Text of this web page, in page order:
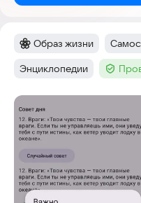
Категория:
Образ жизни Тег:
Тег:
Энциклопедии Тег :
Скриншоты